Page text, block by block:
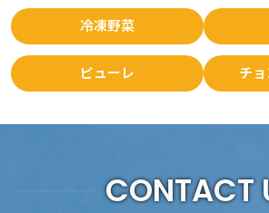
冷凍野菜
ピューレ チ
CONTACT